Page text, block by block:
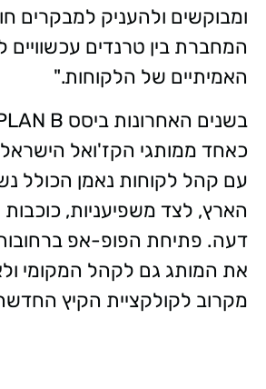
ומבוקשים ולהעניק למבקרים
המחברת בין טרנדים עכשוויים
האמיתיים של הלקוחות."
כאחד ממותגי הקז'ואל
עם קהל לקוחות נאמן הכולל
הארץ, לצד משפיעניות, כוכבות
דעה. פתיחת הפופ-אפ
את המותג גם לקהל המקומי
מקרוב לקולקציית הקיץ